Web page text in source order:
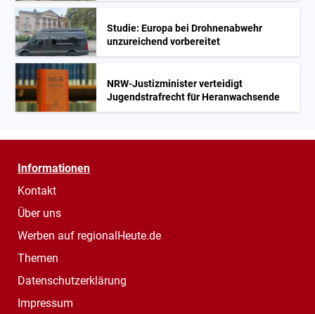
Studie: Europa bei Drohnenabwehr
unzureichend vorbereitet
NRW-Justizminister verteidigt
Jugendstrafrecht für Heranwachsende
Informationen
Kontakt
Über uns
Werben auf regionalHeute.de
Themen
Datenschutzerklärung
Impressum